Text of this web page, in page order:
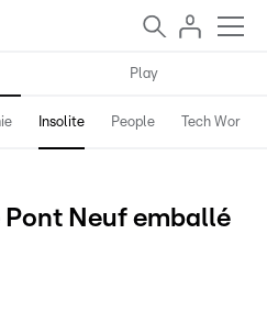
Play
Insolite People Tech World
Pont Neuf emballé